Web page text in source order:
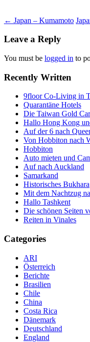
Post
navigation
← Japan – Kumamoto
Leave a Reply
You must be logged in to
Recently Written
9floor Co-Living in
Quarantäne Hotels
Die Taiwan Gold
Hallo Hong Kong
Auf der 6 nach
Von Hobbiton nach
Hobbiton
Auto mieten und
Auf nach Auckland
Samarkand
Historisches Bukhara
Mit dem Nachtzug
Hallo Tashkent
Die schönen Seiten
Reiten in Vinales
Categories
ARI
Österreich
Berichte
Brasilien
Chile
China
Costa Rica
Dänemark
Deutschland
England